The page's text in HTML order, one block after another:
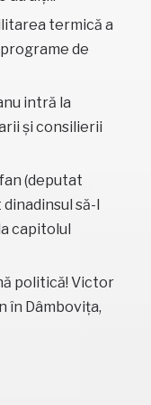
termică a
de
intră la
și consilierii
(deputat
să-l
capitolul
politică! Victor
în Dâmbovița,